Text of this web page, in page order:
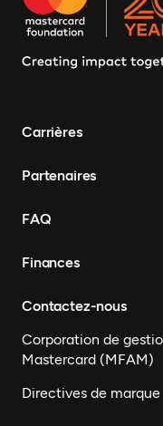
Carrières
Partenaires
FAQ
Finances
Contactez-nous
Corporation de
Mastercard (MFAM)
Directives de marque